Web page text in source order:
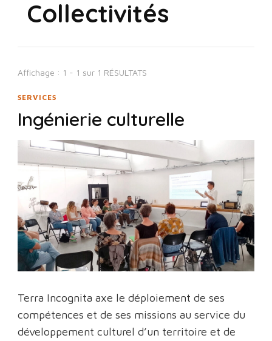
Collectivités
Affichage : 1 - 1 sur 1 RÉSULTATS
SERVICES
Ingénierie culturelle
Terra Incognita axe le déploiement de ses
compétences et de ses missions au service du
développement culturel d’un territoire et de